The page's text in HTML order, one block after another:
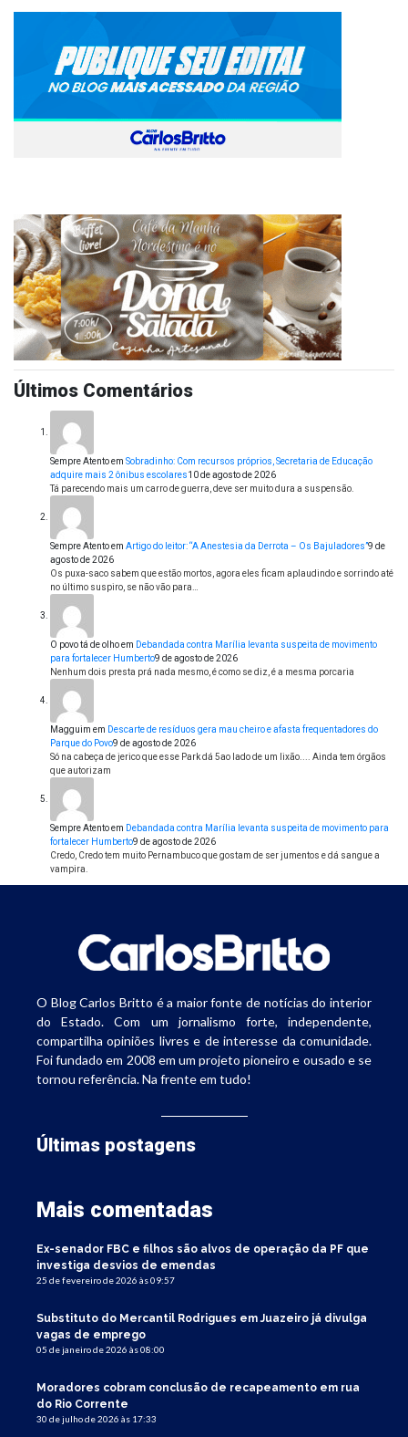
Últimos Comentários
Sempre Atentoem Sobradinho: Com recursos próprios, Secretaria de Educação
adquire mais 2 ônibus escolares10 de agosto de 2026
Tá parecendo mais um carro de guerra, deve ser muito dura a suspensão.
Sempre Atentoem Artigo do leitor: “A Anestesia da Derrota – Os Bajuladores”9 de
agosto de 2026
Os puxa-saco sabem que estão mortos, agora eles ficam aplaudindo e sorrindo até
no último suspiro, se não vão para…
O povo tá de olhoem Debandada contra Marília levanta suspeita de movimento
para fortalecer Humberto9 de agosto de 2026
Nenhum dois presta prá nada mesmo, é como se diz, é a mesma porcaria
Magguim em Descarte de resíduos gera mau cheiro e afasta frequentadores do
Parque do Povo9 de agosto de 2026
Só na cabeça de jerico que esse Park dá 5ao lado de um lixão.... Ainda tem órgãos
que autorizam
Sempre Atentoem Debandada contra Marília levanta suspeita de movimento para
fortalecer Humberto9 de agosto de 2026
Credo, Credo tem muito Pernambuco que gostam de ser jumentos e dá sangue a
vampira.
O Blog Carlos Britto é a maior fonte de notícias do interior
do Estado. Com um jornalismo forte, independente,
compartilha opiniões livres e de interesse da comunidade.
Foi fundado em 2008 em um projeto pioneiro e ousado e se
tornou referência. Na frente em tudo!
Últimas postagens
Mais comentadas
Ex-senador FBC e filhos são alvos de operação da PF que
investiga desvios de emendas
25 de fevereiro de 2026 às 09:57
Substituto do Mercantil Rodrigues em Juazeiro já divulga
vagas de emprego
05 de janeiro de 2026 às 08:00
Moradores cobram conclusão de recapeamento em rua
do Rio Corrente
30 de julho de 2026 às 17:33